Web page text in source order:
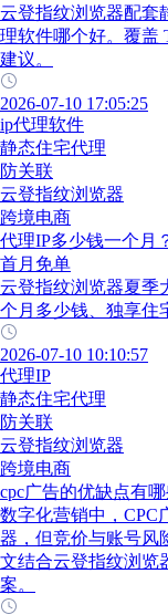
云登指纹浏览器配套
理软件哪个好。覆盖
建议。
2026-07-10 17:05:25
ip代理软件
静态住宅代理
防关联
云登指纹浏览器
跨境电商
代理IP多少钱一个月
首月免单
云登指纹浏览器夏季
个月多少钱、独享住
2026-07-10 10:10:57
代理IP
静态住宅代理
防关联
云登指纹浏览器
跨境电商
cpc广告的优缺点有哪
数字化营销中，CPC
器，但竞价与账号风
文结合云登指纹浏览
案。